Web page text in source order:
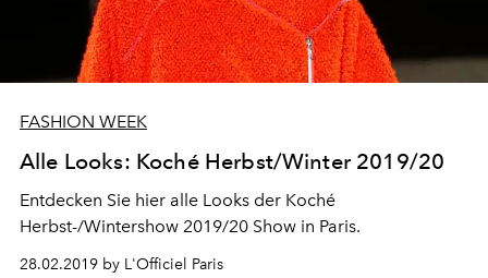
FASHION WEEK
Alle Looks: Koché Herbst/Winter 2019/20
Entdecken Sie hier alle Looks der Koché
Herbst-/Wintershow 2019/20 Show in Paris.
28.02.2019 by L'Officiel Paris